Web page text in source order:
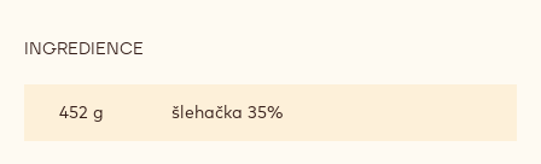
INGREDIENCE
PĚNA
(NA
452 g šlehačka 35%